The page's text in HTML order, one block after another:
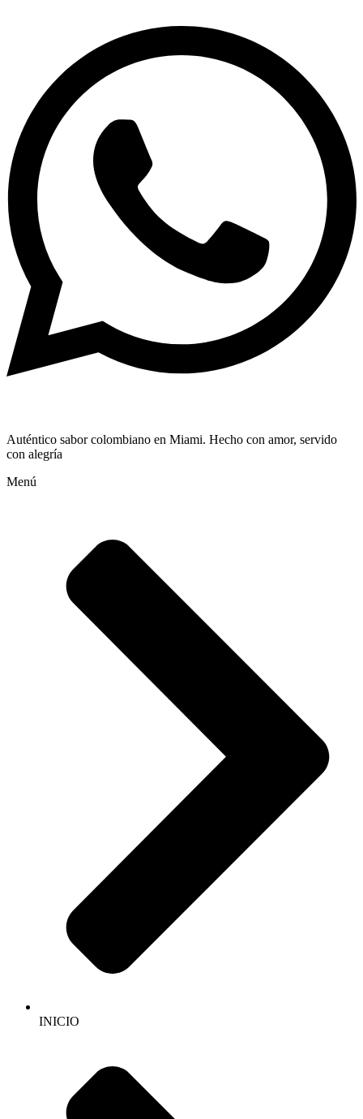
Auténtico sabor colombiano en Miami. Hecho con amor, servido
con alegría
Menú
INICIO